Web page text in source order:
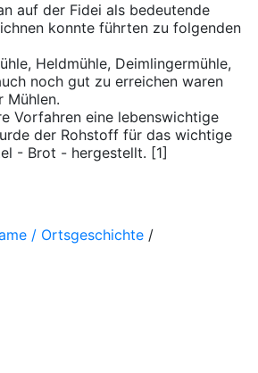
auf der Fidei als bedeutende
konnte führten zu folgenden
Heldmühle, Deimlingermühle,
noch gut zu erreichen waren
Mühlen.
Vorfahren eine lebenswichtige
der Rohstoff für das wichtige
- Brot - hergestellt. [1]
/ Ortsgeschichte /